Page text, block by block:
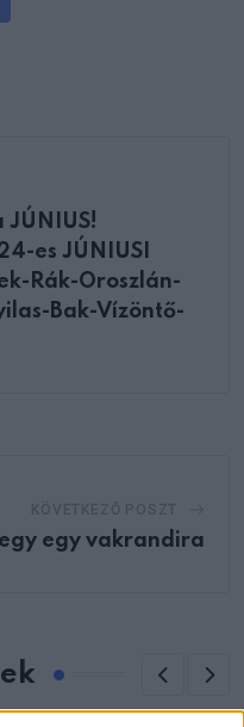
JÚNIUS!
es JÚNIUSI
Rák-Oroszlán-
Bak-Vízöntő-
egy vakrandira